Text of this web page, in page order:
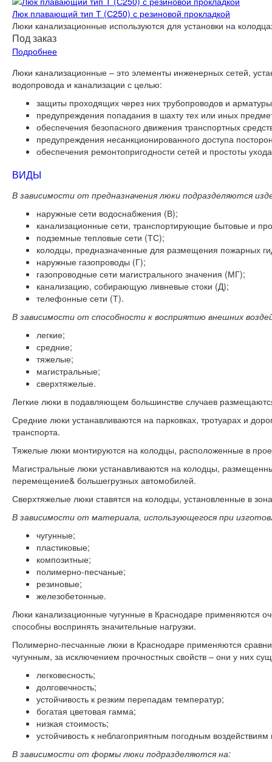
Люк плавающий тип Т (С250) с резиновой прокладкой
Люки канализационные используются для установки на
Под заказ
Подробнее
Люки канализационные – это элементы инженерных сетей,
водопровода и канализации с целью:
защиты проходящих через них трубопроводов и
предупреждения попадания в шахту тех или иных
обеспечения безопасного движения транспортных
предупреждения несанкционированного доступа
обеспечения ремонтопригодности сетей и простоты
ВИДЫ
В зависимости от предназначения люки подразделяются
наружные сети водоснабжения (В);
канализационные сети, транспортирующие бытовые и
подземные тепловые сети (ТС);
колодцы, предназначенные для размещения пожарных
наружные газопроводы (Г);
газопроводные сети магистрального значения (МГ);
канализацию, собирающую ливневые стоки (Д);
телефонные сети (Т).
В зависимости от способности к восприятию внешних
легкие;
средние;
тяжелые;
магистральные;
сверхтяжелые.
Легкие люки в подавляющем большинстве случаев
Средние люки устанавливаются на парковках, тротуарах и
транспорта.
Тяжелые люки монтируются на колодцы, расположенные в
Магистральные люки устанавливаются на колодцы,
перемещение& большегрузных автомобилей.
Сверхтяжелые люки ставятся на колодцы, установленные в
В зависимости от материала, использующегося при
чугунные;
пластиковые;
композитные;
полимерно-песчаные;
резиновые;
железобетонные.
Люки канализационные чугунные в Краснодаре применяются
способны воспринять значительные нагрузки.
Полимерно-песчанные люки в Краснодаре применяются
чугунным, за исключением прочностных свойств – они у них
легковесность;
долговечность;
устойчивость к резким перепадам температур;
богатая цветовая гамма;
низкая стоимость;
устойчивость к неблагоприятным погодным
В зависимости от формы люки подразделяются на: